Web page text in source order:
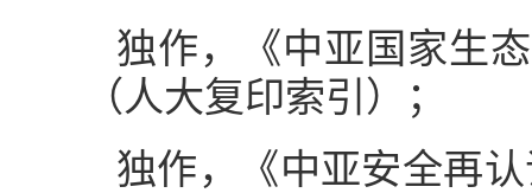
独作，《中亚国家生
（人大复印索引）；
独作，《中亚安全再